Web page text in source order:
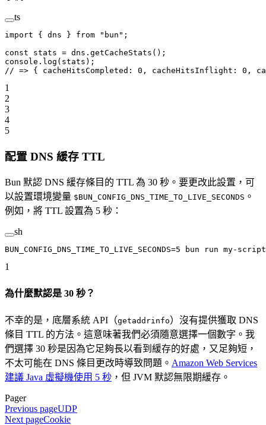
ts
import { dns } from "bun" ;
const stats = dns. getCacheStats ();
console. log (stats);
// => { cacheHitsCompleted: 0, cacheHitsInflight: 0,
1
2
3
4
5
配置 DNS 緩存 TTL
Bun 默認 DNS 緩存條目的 TTL 為 30 秒。要更改此設置，可
以設置環境變量 $BUN_CONFIG_DNS_TIME_TO_LIVE_SECONDS 。
例如，將 TTL 設置為 5 秒：
sh
BUN_CONFIG_DNS_TIME_TO_LIVE_SECONDS=5 bun run my-
1
為什麼默認是 30 秒？
不幸的是，底層系統 API（getaddrinfo）沒有提供獲取 DNS
條目 TTL 的方法。這意味著我們必須隨意選擇一個數字。我
們選擇 30 秒是因為它足夠長以看到緩存的好處，又足夠短，
不太可能在 DNS 條目更改時導致問題。 Amazon Web Services
建議 Java 虛擬機使用 5 秒 ，但 JVM 默認無限期緩存。
Pager
Previous pageUDP
Next pageCookie